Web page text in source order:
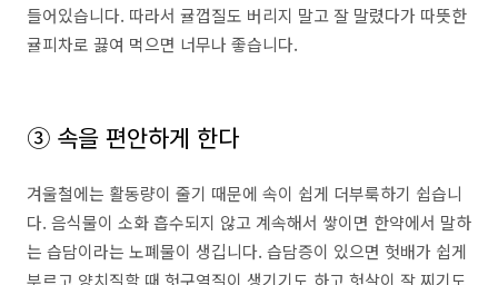
들어있습니다. 따라서 귤껍질도 버리지 말고 잘 말렸다가 따뜻한
귤피차로 끓여 먹으면 너무나 좋습니다.
③ 속을 편안하게 한다
겨울철에는 활동량이 줄기 때문에 속이 쉽게 더부룩하기 쉽습니
다. 음식물이 소화 흡수되지 않고 계속해서 쌓이면 한약에서 말하
는 습담이라는 노폐물이 생깁니다. 습담증이 있으면 헛배가 쉽게
부르고 양치질할 때 헛구역질이 생기기도 하고 헛살이 잘 찌기도